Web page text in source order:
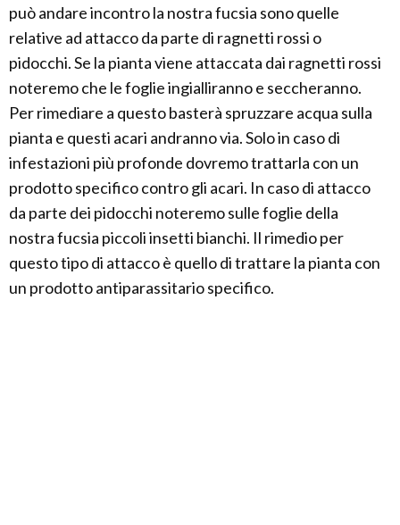
può andare incontro la nostra fucsia sono quelle
relative ad attacco da parte di ragnetti rossi o
pidocchi. Se la pianta viene attaccata dai ragnetti rossi
noteremo che le foglie ingialliranno e seccheranno.
Per rimediare a questo basterà spruzzare acqua sulla
pianta e questi acari andranno via. Solo in caso di
infestazioni più profonde dovremo trattarla con un
prodotto specifico contro gli acari. In caso di attacco
da parte dei pidocchi noteremo sulle foglie della
nostra fucsia piccoli insetti bianchi. Il rimedio per
questo tipo di attacco è quello di trattare la pianta con
un prodotto antiparassitario specifico.